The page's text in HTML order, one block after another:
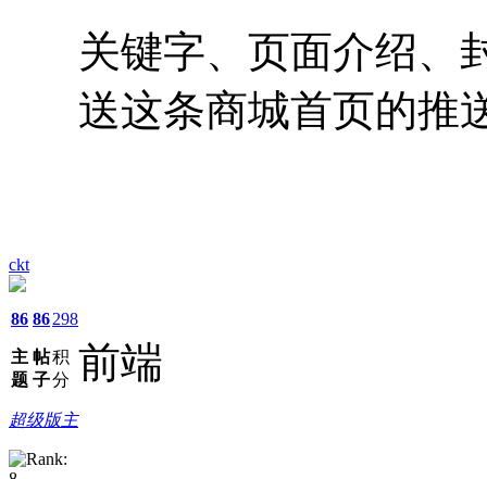
ckt
86
主
题
86
帖
子
298
积
分
超级版主
关键字、页面介绍、
送这条商城首页的推
前端